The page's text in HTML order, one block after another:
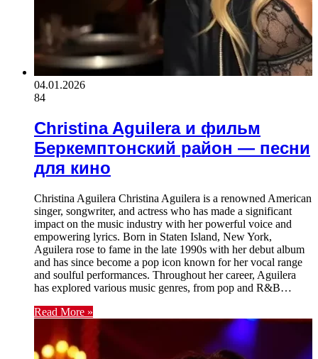
04.01.2026
84
Christina Aguilera и фильм
Беркемптонский район — песни
для кино
Christina Aguilera Christina Aguilera is a renowned American
singer, songwriter, and actress who has made a significant
impact on the music industry with her powerful voice and
empowering lyrics. Born in Staten Island, New York,
Aguilera rose to fame in the late 1990s with her debut album
and has since become a pop icon known for her vocal range
and soulful performances. Throughout her career, Aguilera
has explored various music genres, from pop and R&B…
Read More »